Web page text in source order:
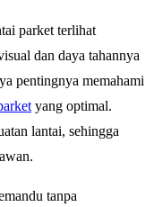
parket terlihat
dan daya tahannya
pentingnya memahami
yang optimal.
lantai, sehingga
tanpa